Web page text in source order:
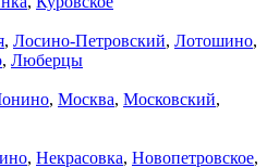
, Лосино-Петровский, Лотошино,
, Люберцы
, Москва, Московский,
, Некрасовка, Новопетровское,